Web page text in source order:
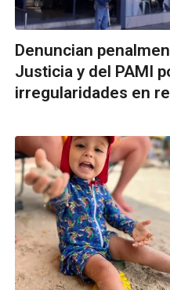
Denuncian
Justicia y del PAMI
irregularidades en